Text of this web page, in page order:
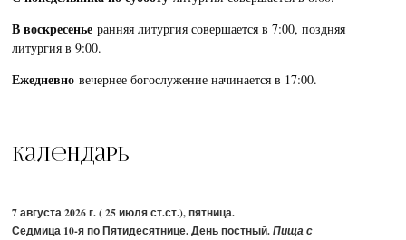
В воскресеньеранняя литургия совершается в 7:00, поздняя
литургия в 9:00.
Ежедневновечернее богослужение начинается в 17:00.
Календарь
7 августа 2026 г. ( 25 июля ст.ст.), пятница.
Седмица 10-я по Пятидесятнице. День постный.Пища с